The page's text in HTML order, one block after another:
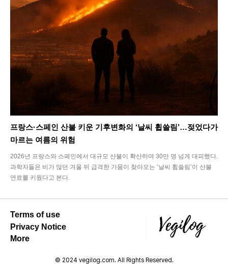
프랑스·스페인 산불 키운 기후변화의 ‘날씨 휩쓸림’…젖었다가
마르는 여름의 위험
2026년 프랑스와 스페인에서 대규모 산불이 확산하며 30만 명 넘게 대피했다.
과학자들은 비가 많던 겨울 뒤 급격한 가뭄이 찾아오는 ‘날씨 휩쓸림’이 산불
연료를 키웠다고 본다.
Terms of use
Privacy Notice
More
© 2024 vegilog.com. All Rights Reserved.